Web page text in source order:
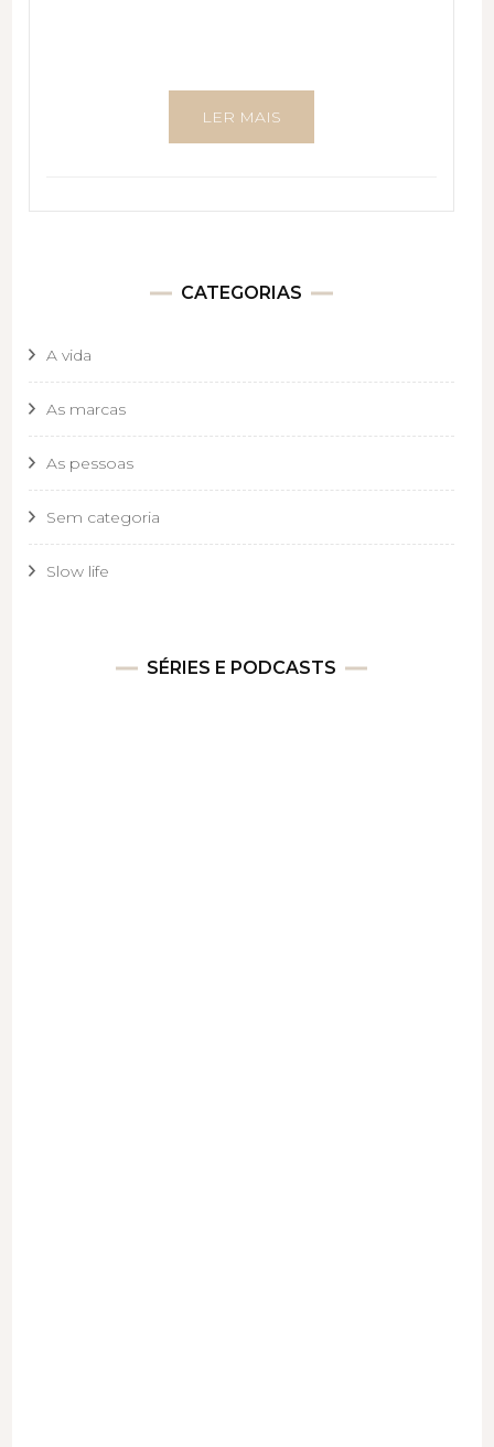
LER MAIS
CATEGORIAS
A vida
As marcas
As pessoas
Sem categoria
Slow life
SÉRIES E PODCASTS